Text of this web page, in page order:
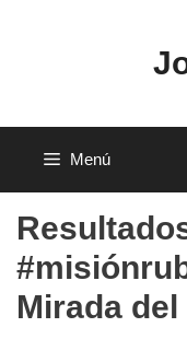
Menú
Mirada